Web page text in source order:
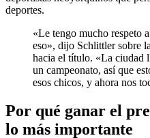
deportes.
«Le tengo mucho respeto
eso», dijo Schlittler sobre
hacia el título. «La ciudad
un campeonato, así que
esos chicos, y ahora nos
Por qué ganar el
lo más importante